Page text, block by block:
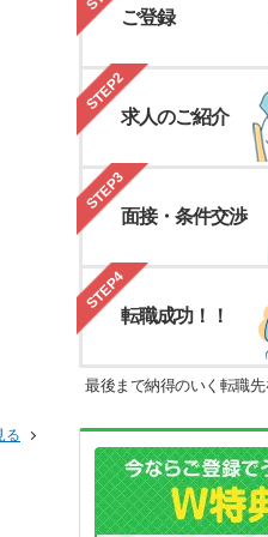
る
ご登録
STEP2
求人のご紹介
STEP3
面接・条件交渉
STEP4
転職成功！！
最後まで納得のいく転職先